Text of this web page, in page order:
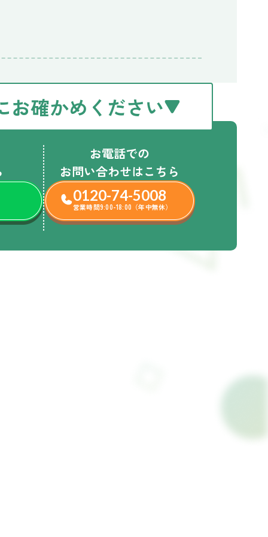
お電話での
お問い合わせはこちら
0120-74-5008
営業時間9:00-18:00（年中無休）
お確かめください